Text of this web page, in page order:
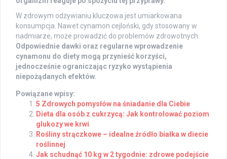
W zdrowym odżywianiu kluczowa jest umiarkowana
konsumpcja. Nawet cynamon cejloński, gdy stosowany w
nadmiarze, może prowadzić do problemów zdrowotnych.
Odpowiednie dawki oraz regularne wprowadzenie
cynamonu do diety mogą przynieść korzyści,
jednocześnie ograniczając ryzyko wystąpienia
niepożądanych efektów.
Powiązane wpisy:
5 Zdrowych pomysłów na śniadanie dla Ciebie
Dieta dla osób z cukrzycą: Jak kontrolować poziom
glukozy we krwi
Rośliny strączkowe – idealne źródło białka w diecie
roślinnej
Jak schudnąć 10 kg w 2 tygodnie: zdrowe podejście